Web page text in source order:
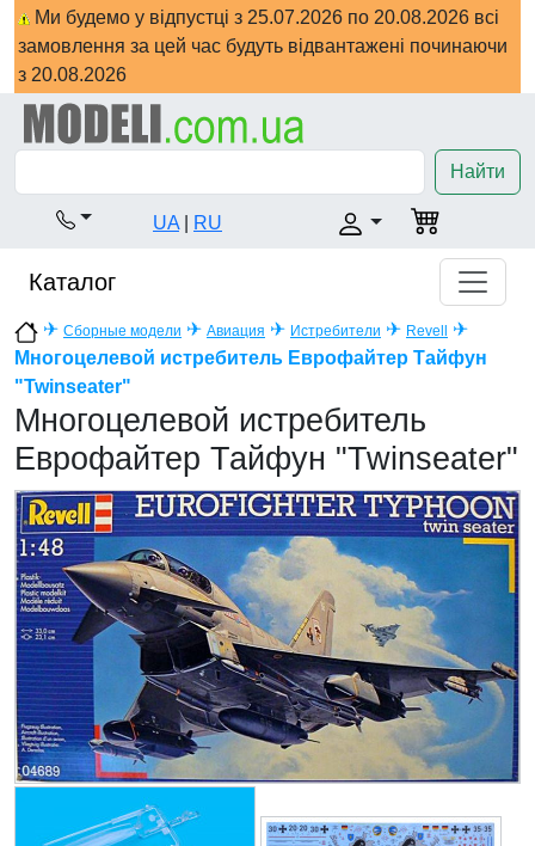
Ми будемо у відпустці з 25.07.2026 по 20.08.2026 всі
замовлення за цей час будуть відвантажені починаючи
з 20.08.2026
Найти
UA RU
Каталог
✈ Сборные модели ✈ Авиация ✈ Истребители ✈ Revell
✈
Многоцелевой истребитель Еврофайтер Тайфун
"Twinseater"
Многоцелевой истребитель
Еврофайтер Тайфун "Twinseater"